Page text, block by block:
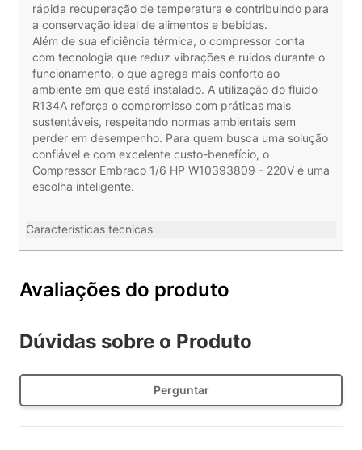
rápida recuperação de temperatura e contribuindo para
a conservação ideal de alimentos e bebidas.
Além de sua eficiência térmica, o compressor conta
com tecnologia que reduz vibrações e ruídos durante o
funcionamento, o que agrega mais conforto ao
ambiente em que está instalado. A utilização do fluido
R134A reforça o compromisso com práticas mais
sustentáveis, respeitando normas ambientais sem
perder em desempenho. Para quem busca uma solução
confiável e com excelente custo-benefício, o
Compressor Embraco 1/6 HP W10393809 - 220V é uma
escolha inteligente.
Características técnicas
Avaliações do produto
Dúvidas sobre o Produto
Perguntar